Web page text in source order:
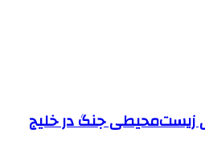
زیست‌محیطی جنگ در خلیج